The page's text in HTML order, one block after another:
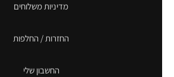
מדיניות משלוחים
החזרות / החלפות
החשבון שלי